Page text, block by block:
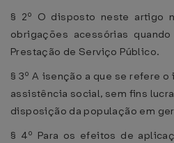
§ 2º O disposto neste artigo
obrigações acessórias
Prestação de Serviço Público.
§ 3º A isenção a que se refere
assistência social, sem fins
disposição da população em
§ 4º Para os efeitos de